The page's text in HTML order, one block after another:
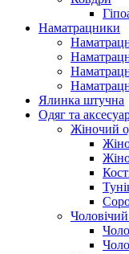
Наматрацники
Ялинка штучна
Одяг та
Жіночий